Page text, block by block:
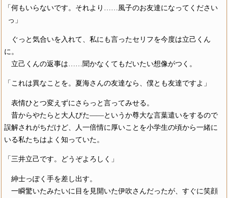
「何もいらないです。それより……風子のお友達になってください
っ」
ぐっと気合いを入れて、私にも言ったセリフを今度は立己くん
に。
立己くんの返事は……聞かなくてもだいたい想像がつく。
「これは異なことを。夏海さんの友達なら、僕とも友達ですよ」
表情ひとつ変えずにさらっと言ってみせる。
昔からやたらと大人びた――というか尊大な言葉遣いをするので
誤解されがちだけど、人一倍情に厚いことを小学生の頃から一緒に
いる私たちはよく知っていた。
「三井立己です。どうぞよろしく」
紳士っぽく手を差し出す。
一瞬驚いたみたいに目を見開いた伊吹さんだったが、すぐに笑顔